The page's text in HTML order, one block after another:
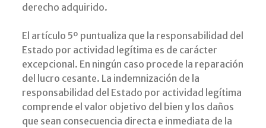
derecho adquirido.
El artículo 5º puntualiza que la responsabilidad del
Estado por actividad legítima es de carácter
excepcional. En ningún caso procede la reparación
del lucro cesante. La indemnización de la
responsabilidad del Estado por actividad legítima
comprende el valor objetivo del bien y los daños
que sean consecuencia directa e inmediata de la